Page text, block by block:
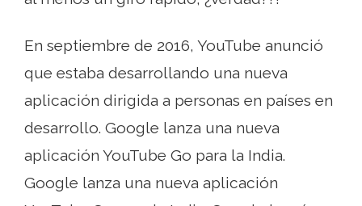
En septiembre de 2016, YouTube anunció
que estaba desarrollando una nueva
aplicación dirigida a personas en países en
desarrollo. Google lanza una nueva
aplicación YouTube Go para la India.
Google lanza una nueva aplicación